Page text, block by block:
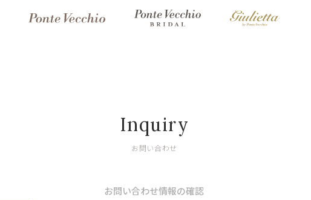
Inquiry
お問い合わせ
お問い合わせ情報の確認